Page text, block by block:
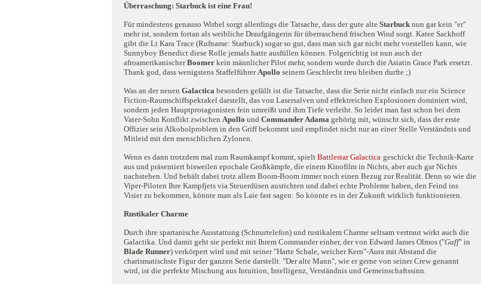
Überraschung: Starbuck ist eine Frau!
Für mindestens genauso Wirbel sorgt allerdings die Tatsache, dass der gute alte Starbuck nun gar kein "er"
mehr ist, sondern fortan als weibliche Draufgängerin für überraschend frischen Wind sorgt. Katee Sackhoff
gibt die Lt Kara Trace (Rufname: Starbuck) sogar so gut, dass man sich gar nicht mehr vorstellen kann, wie
Sunnyboy Benedict diese Rolle jemals hatte ausfüllen können. Folgerichtig ist nun auch der
afroamerikanischerBoomer kein männlicher Pilot mehr, sondern wurde durch die Asiatin Grace Park ersetzt.
Thank god, dass wenigstens StaffelführerApollo seinem Geschlecht treu bleiben durfte ;)
Was an der neuen Galactica besonders gefällt ist die Tatsache, dass die Serie nicht einfach nur ein Science
Fiction-Raumschiffspektakel darstellt, das von Lasersalven und effektreichen Explosionen dominiert wird,
sondern jeden Hauptprotagonisten fein umreißt und ihm Tiefe verleiht. So leidet man fast schon bei dem
Vater-Sohn Konflikt zwischen Apollo und Commander Adama gehörig mit, wünscht sich, dass der erste
Offizier sein Alkoholproblem in den Griff bekommt und empfindet nicht nur an einer Stelle Verständnis und
Mitleid mit den menschlichen Zylonen.
Wenn es dann trotzdem mal zum Raumkampf kommt, spielt Battlestar Galactica geschickt die Technik-Karte
aus und präsentiert bisweilen epochale Großkämpfe, die einem Kinofilm in Nichts, aber auch gar Nichts
nachstehen. Und behält dabei trotz allem Boom-Boom immer noch einen Bezug zur Realität. Denn so wie die
Viper-Piloten Ihre Kampfjets via Steuerdüsen ausrichten und dabei echte Probleme haben, den Feind ins
Visier zu bekommen, könnte man als Laie fast sagen: So könnte es in der Zukunft wirklich funktionieren.
Rustikaler Charme
Durch ihre spartanische Ausstattung (Schnurtelefon) und rustikalem Charme seltsam vertraut wirkt auch die
Galactika. Und damit geht sie perfekt mit Ihrem Commander einher, der von Edward James Olmos ("Gaff" in
Blade Runner) verkörpert wird und mit seiner "Harte Schale, weicher Kern"-Aura mit Abstand die
charismatischste Figur der ganzen Serie darstellt. "Der alte Mann", wie er gerne von seiner Crew genannt
wird, ist die perfekte Mischung aus Intuition, Intelligenz, Verständnis und Gemeinschaftssinn.